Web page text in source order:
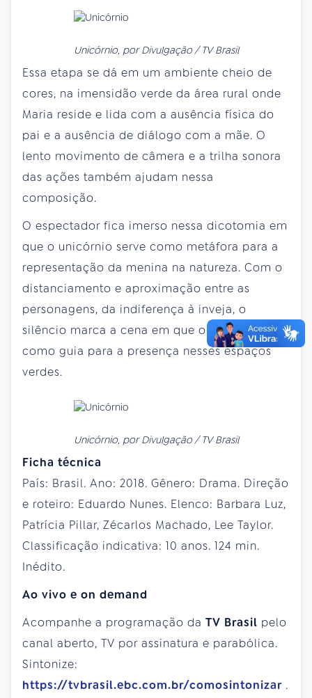
Unicórnio, por Divulgação / TV Brasil
Essa etapa se dá em um ambiente cheio de
cores, na imensidão verde da área rural onde
Maria reside e lida com a ausência física do
pai e a ausência de diálogo com a mãe. O
lento movimento de câmera e a trilha sonora
das ações também ajudam nessa
composição.
O espectador fica imerso nessa dicotomia em
que o unicórnio serve como metáfora para a
representação da menina na natureza. Com o
distanciamento e aproximação entre as
personagens, da indiferença à inveja, o
silêncio marca a cena em que o olhar serve
como guia para a presença nesses espaços
verdes.
Unicórnio, por Divulgação / TV Brasil
Ficha técnica
País: Brasil. Ano: 2018. Gênero: Drama. Direção
e roteiro: Eduardo Nunes. Elenco: Barbara Luz,
Patrícia Pillar, Zécarlos Machado, Lee Taylor.
Classificação indicativa: 10 anos. 124 min.
Inédito.
Ao vivo e on demand
Acompanhe a programação da TV Brasil pelo
canal aberto, TV por assinatura e parabólica.
Sintonize:
https://tvbrasil.ebc.com.br/comosintonizar .